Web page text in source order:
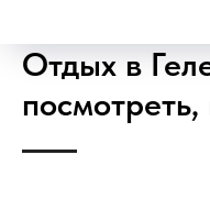
Отдых в
посмотреть,